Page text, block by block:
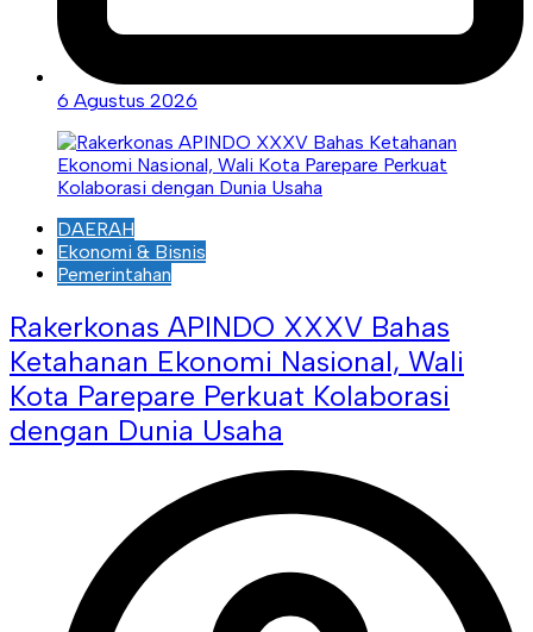
6 Agustus 2026
DAERAH
Ekonomi & Bisnis
Pemerintahan
Rakerkonas APINDO XXXV Bahas
Ketahanan Ekonomi Nasional, Wali
Kota Parepare Perkuat Kolaborasi
dengan Dunia Usaha